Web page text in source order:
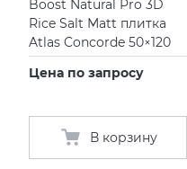
Boost Natural Pro 3D
Rice Salt Matt плитка
Atlas Concorde 50×120
Цена по запросу
В корзину